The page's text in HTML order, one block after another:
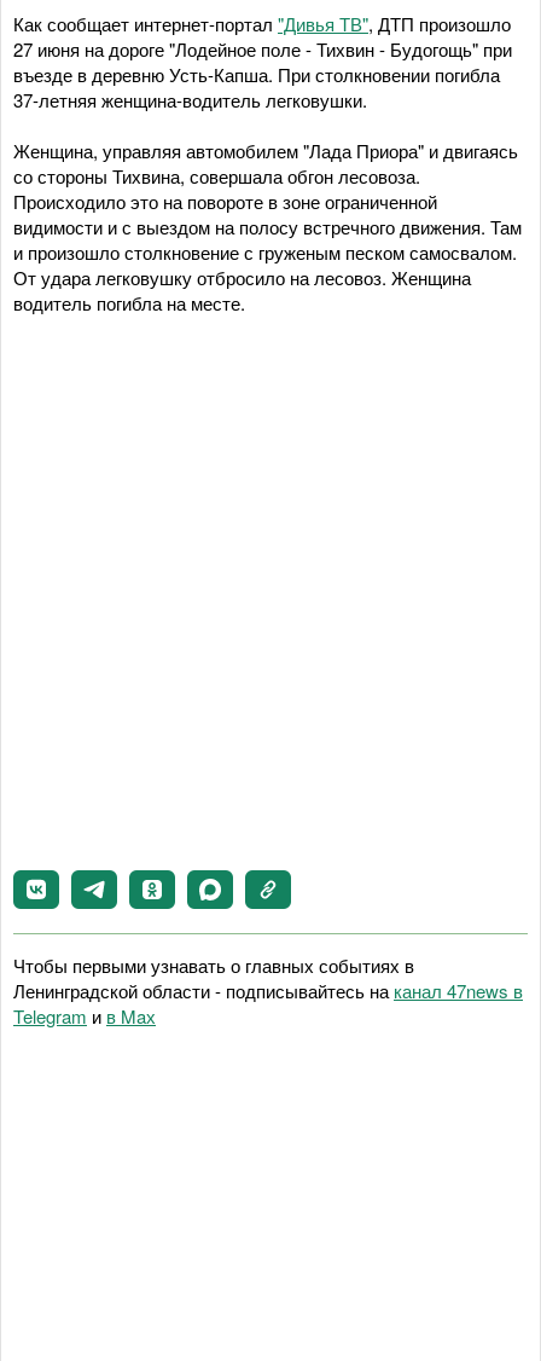
Как сообщает интернет-портал "Дивья ТВ", ДТП произошло
27 июня на дороге "Лодейное поле - Тихвин - Будогощь" при
въезде в деревню Усть-Капша. При столкновении погибла
37-летняя женщина-водитель легковушки.
Женщина, управляя автомобилем "Лада Приора" и двигаясь
со стороны Тихвина, совершала обгон лесовоза.
Происходило это на повороте в зоне ограниченной
видимости и с выездом на полосу встречного движения. Там
и произошло столкновение с груженым песком самосвалом.
От удара легковушку отбросило на лесовоз. Женщина
водитель погибла на месте.
Чтобы первыми узнавать о главных событиях в
Ленинградской области - подписывайтесь на канал 47news в
Telegram и в Maх